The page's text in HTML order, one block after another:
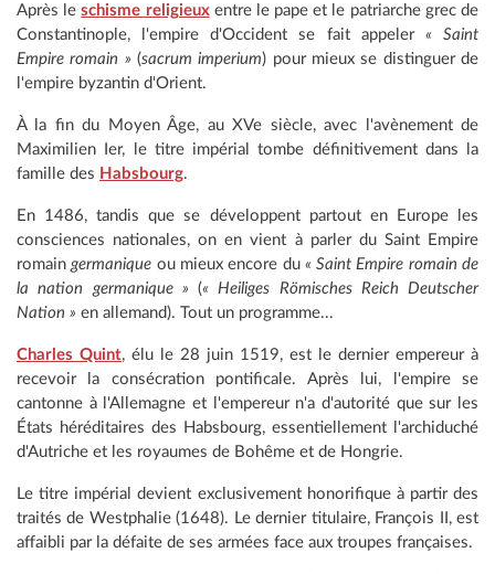
Après leschisme religieuxentre le pape et le patriarche grec de
Constantinople, l'empire d'Occident se fait appeler « Saint
Empire romain » (sacrum imperium) pour mieux se distinguer de
l'empire byzantin d'Orient.
À la fin du Moyen Âge, au XVe siècle, avec l'avènement de
Maximilien Ier, le titre impérial tombe définitivement dans la
famille des Habsbourg.
En 1486, tandis que se développent partout en Europe les
consciences nationales, on en vient à parler du Saint Empire
romain germanique ou mieux encore du « Saint Empire romain de
la nation germanique » (« Heiliges Römisches Reich Deutscher
Nation » en allemand). Tout un programme...
Charles Quint, élu le 28 juin 1519, est le dernier empereur à
recevoir la consécration pontificale. Après lui, l'empire se
cantonne à l'Allemagne et l'empereur n'a d'autorité que sur les
États héréditaires des Habsbourg, essentiellement l'archiduché
d'Autriche et les royaumes de Bohême et de Hongrie.
Le titre impérial devient exclusivement honorifique à partir des
traités de Westphalie (1648). Le dernier titulaire, François II, est
affaibli par la défaite de ses armées face aux troupes françaises.